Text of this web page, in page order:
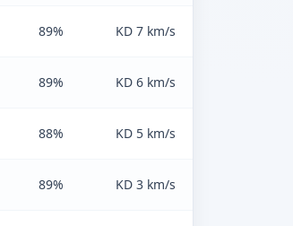
89% KD 7 km/s
89% KD 6 km/s
88% KD 5 km/s
89% KD 3 km/s